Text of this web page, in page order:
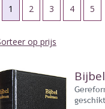
1 2 3 4 5
op prijs